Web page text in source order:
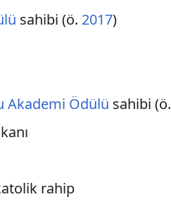
sahibi (ö. 2017)
Akademi Ödülü sahibi (ö.
rahip